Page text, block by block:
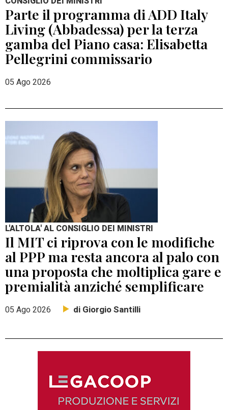
Parte il programma di ADD Italy
Living (Abbadessa) per la terza
gamba del Piano casa: Elisabetta
Pellegrini commissario
05 Ago 2026
L'ALTOLA' AL CONSIGLIO DEI MINISTRI
Il MIT ci riprova con le modifiche
al PPP ma resta ancora al palo con
una proposta che moltiplica gare e
premialità anziché semplificare
05 Ago 2026 di Giorgio Santilli